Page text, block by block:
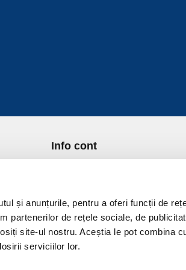
și anunțurile, pentru a oferi funcții de
partenerilor de rețele sociale, de
site-ul nostru. Aceștia le pot combina
serviciilor lor.
Info cont
Lista Favorite
GDPR - Protectia datelor
Contact